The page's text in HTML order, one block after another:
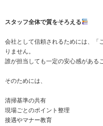
スタッフ全体で質をそろえる
会社として信頼されるためには、「
りません。
誰が担当しても一定の安心感がある
そのためには、
清掃基準の共有
現場ごとのポイント整理
接遇やマナー教育